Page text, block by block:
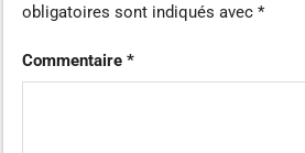
obligatoires sont indiqués avec *
Commentaire *